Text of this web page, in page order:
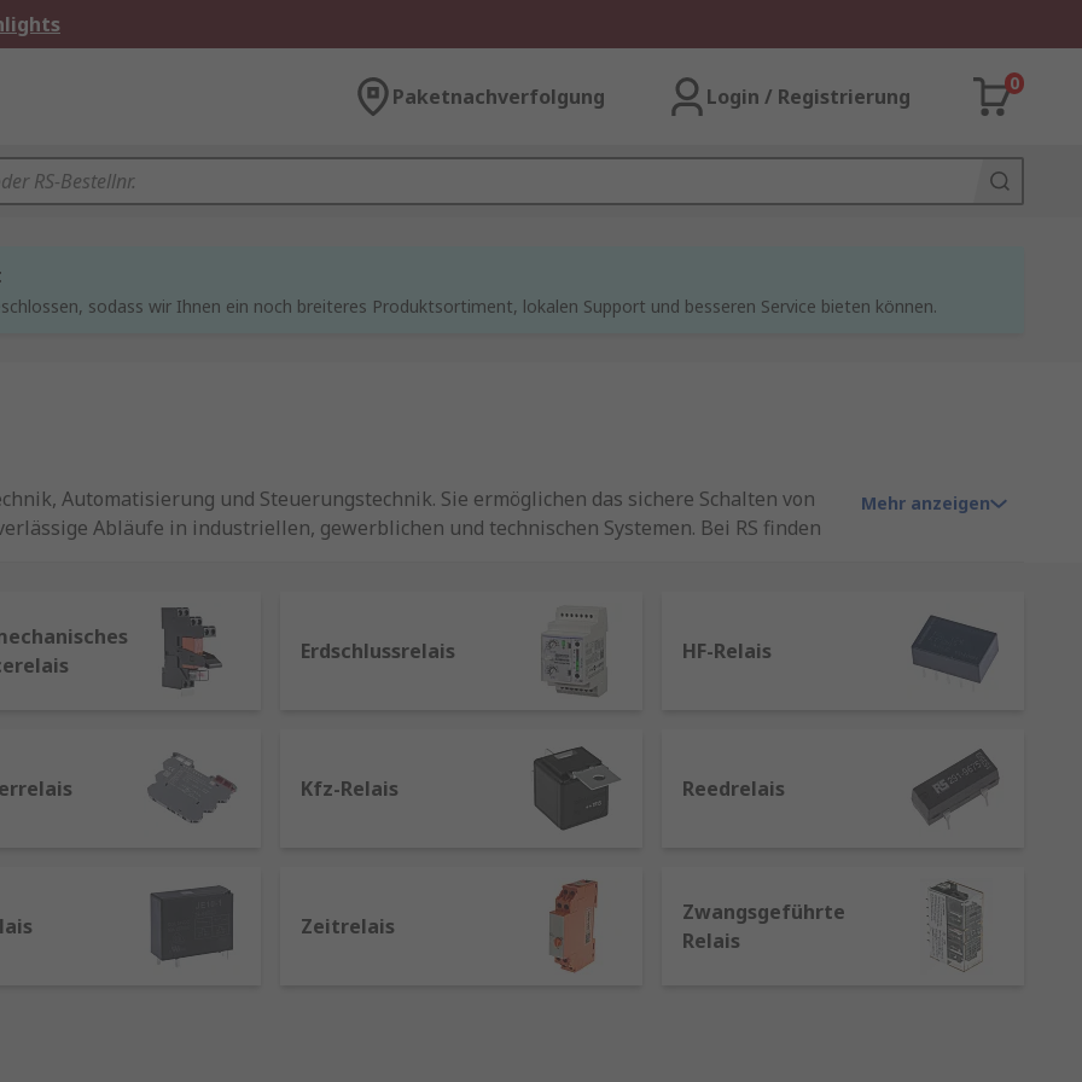
Paketnachverfolgung Login / Registrierung
0
sodass wir Ihnen ein noch breiteres Produktsortiment, lokalen Support und besseren Service bieten können.
Automatisierung und Steuerungstechnik. Sie ermöglichen das sichere Schalten von
Abläufe in industriellen, gewerblichen und technischen Systemen. Bei RS finden
Funktionsweise finden Sie in unserem
für vielseitige Schaltaufgaben. Elektromechanische Relais bieten robuste und bewährte
galvanischer Trennung eignen sie sich hervorragend für die sichere Steuerung höherer
verschleißfreie Schaltvorgänge. Halbleiterrelais arbeiten geräuschlos und nahezu ohne
mit hoher Schaltfrequenz, etwa Temperaturregelungen, automatisierte Prozesse
Zuverlässigkeit eignen sie sich besonders für moderne Industrieumgebungen.
Signale. Reedrelais überzeugen durch extrem niedrige Leistungsverluste und hohe
und Maschine. Sicherheitsrelais sind für sicherheitskritische Anwendungen ausgelegt
Mehr anzeigen
Erdschlussrelais HF-Relais
Kfz-Relais Reedrelais
Zeitrelais
Zwangsgeführte
Relais